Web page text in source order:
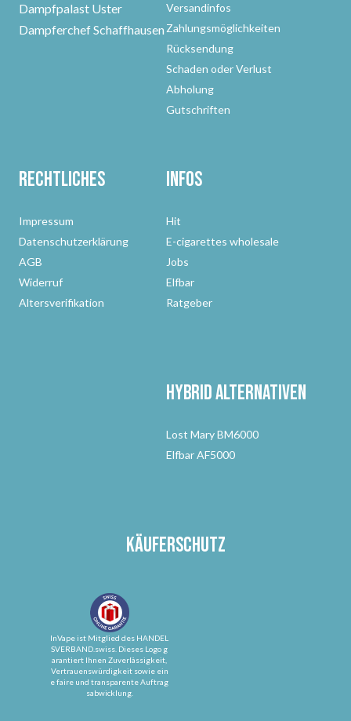
Dampfpalast Uster
Dampferchef Schaffhausen
Versandinfos
Zahlungsmöglichkeiten
Rücksendung
Schaden oder Verlust
Abholung
Gutschriften
Rechtliches
Impressum
Datenschutzerklärung
AGB
Widerruf
Altersverifikation
Infos
Hit
E-cigarettes wholesale
Jobs
Elfbar
Ratgeber
Hybrid Alternativen
Lost Mary BM6000
Elfbar AF5000
Käuferschutz
InVape ist Mitglied des HANDEL
SVERBAND.swiss. Dieses Logo g
arantiert Ihnen Zuverlässigkeit,
Vertrauenswürdigkeit sowie ein
e faire und transparente Auftrag
sabwicklung.